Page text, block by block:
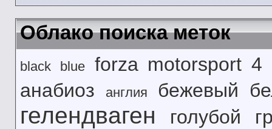
Облако поиска меток
black blue forza motorsport 4
анабиоз
англия бежевый
гелендваген голубой